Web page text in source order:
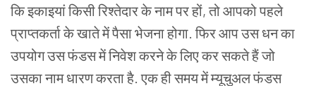
किइकाइयांकिसीरिश्तेदारकेनामपरहों, तोआपकोपहले
प्राप्तकर्ताकेखातेमेंपैसाभेजनाहोगा. फिरआपउस धनका
उपयोगउसफंडसमेंनिवेशकरनेकेलिएकरसकतेहैंजो
उसकानाम धारणकरताहै. एकहीसमयमेंम्यूचुअलफंडस